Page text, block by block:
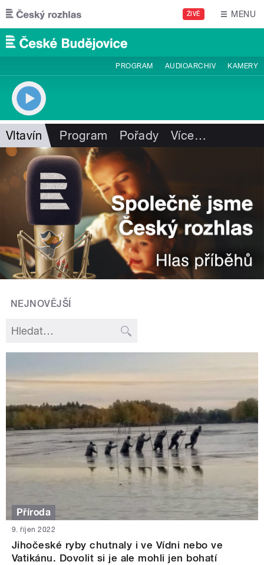
Přejít k hlavnímu obsahu
ŽIVĚ MENU
PROGRAM AUDIOARCHIV KAMERY
Vltavín Program Pořady Více…
NEJNOVĚJŠÍ
Příroda
9. říjen 2022
Jihočeské ryby chutnaly i ve Vídni nebo ve
Vatikánu. Dovolit si je ale mohli jen bohatí